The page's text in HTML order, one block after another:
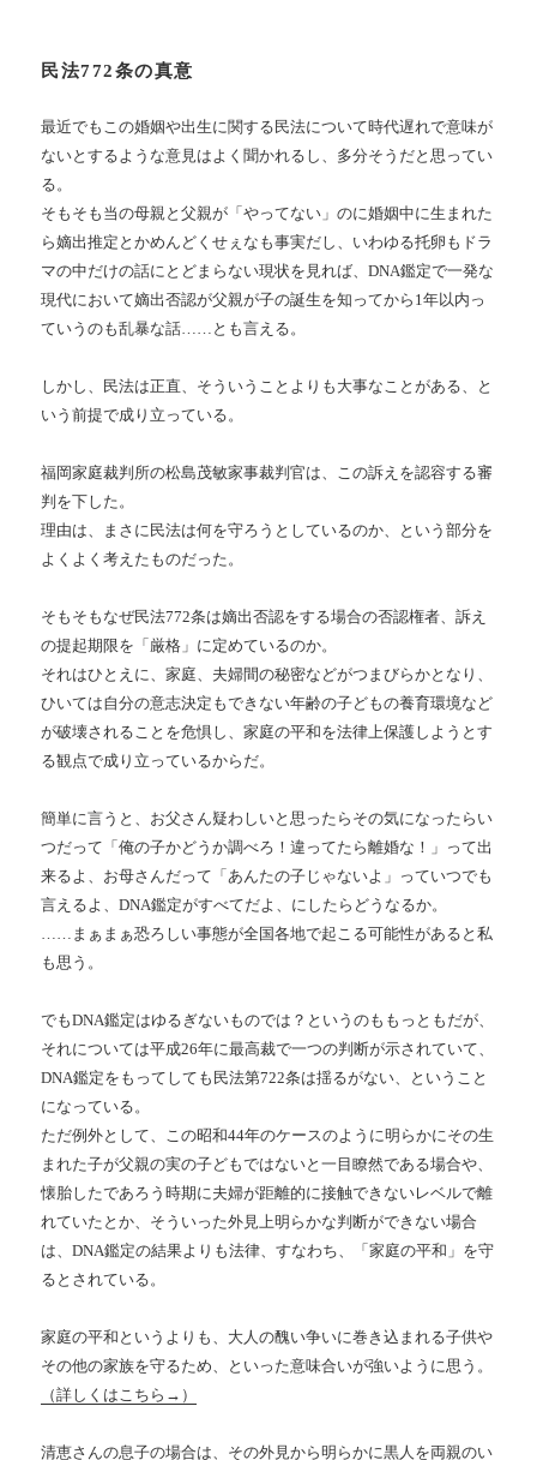
民法772条の真意
最近でもこの婚姻や出生に関する民法について時代遅れで意味が
ないとするような意見はよく聞かれるし、多分そうだと思ってい
る。
そもそも当の母親と父親が「やってない」のに婚姻中に生まれた
ら嫡出推定とかめんどくせぇなも事実だし、いわゆる托卵もドラ
マの中だけの話にとどまらない現状を見れば、DNA鑑定で一発な
現代において嫡出否認が父親が子の誕生を知ってから1年以内っ
ていうのも乱暴な話……とも言える。
しかし、民法は正直、そういうことよりも大事なことがある、と
いう前提で成り立っている。
福岡家庭裁判所の松島茂敏家事裁判官は、この訴えを認容する審
判を下した。
理由は、まさに民法は何を守ろうとしているのか、という部分を
よくよく考えたものだった。
そもそもなぜ民法772条は嫡出否認をする場合の否認権者、訴え
の提起期限を「厳格」に定めているのか。
それはひとえに、家庭、夫婦間の秘密などがつまびらかとなり、
ひいては自分の意志決定もできない年齢の子どもの養育環境など
が破壊されることを危惧し、家庭の平和を法律上保護しようとす
る観点で成り立っているからだ。
簡単に言うと、お父さん疑わしいと思ったらその気になったらい
つだって「俺の子かどうか調べろ！違ってたら離婚な！」って出
来るよ、お母さんだって「あんたの子じゃないよ」っていつでも
言えるよ、DNA鑑定がすべてだよ、にしたらどうなるか。
……まぁまぁ恐ろしい事態が全国各地で起こる可能性があると私
も思う。
でもDNA鑑定はゆるぎないものでは？というのももっともだが、
それについては平成26年に最高裁で一つの判断が示されていて、
DNA鑑定をもってしても民法第722条は揺るがない、ということ
になっている。
ただ例外として、この昭和44年のケースのように明らかにその生
まれた子が父親の実の子どもではないと一目瞭然である場合や、
懐胎したであろう時期に夫婦が距離的に接触できないレベルで離
れていたとか、そういった外見上明らかな判断ができない場合
は、DNA鑑定の結果よりも法律、すなわち、「家庭の平和」を守
るとされている。
家庭の平和というよりも、大人の醜い争いに巻き込まれる子供や
その他の家族を守るため、といった意味合いが強いように思う。
（詳しくはこちら→）
清恵さんの息子の場合は、その外見から明らかに黒人を両親のい